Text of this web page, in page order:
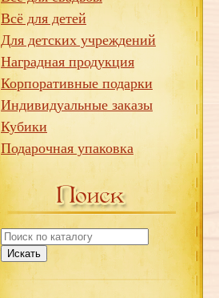
Всё для детей
Для детских учреждений
Наградная продукция
Корпоративные подарки
Индивидуальные заказы
Кубики
Подарочная упаковка
Искать